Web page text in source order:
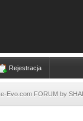
Rejestracja
Evo.com FORUM by